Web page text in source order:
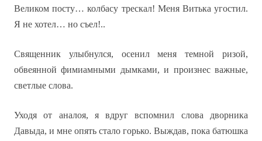
Великом посту… колбасу трескал! Меня Витька угостил.
Я не хотел… но съел!..
Священник улыбнулся, осенил меня темной ризой,
обвеянной фимиамными дымками, и произнес важные,
светлые слова.
Уходя от аналоя, я вдруг вспомнил слова дворника
Давыда, и мне опять стало горько. Выждав, пока батюшка